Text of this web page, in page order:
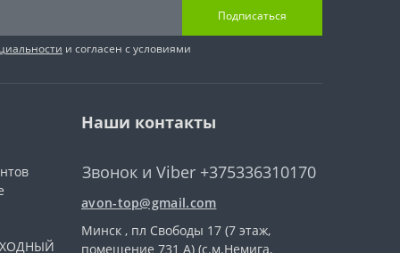
Подписаться
и согласен с условиями
Наши контакты
Звонок и Viber +375336310170
avon-top@gmail.com
Минск , пл Свободы 17 (7 этаж,
помещение 731 А) (с.м.Немига,